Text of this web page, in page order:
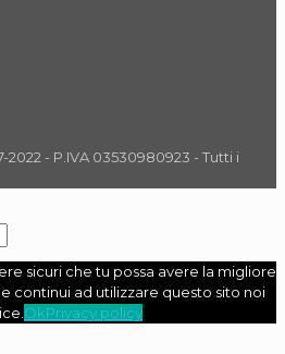
- P.IVA 03530980923 - Tutti i
sicuri che tu possa avere la migliore
continui ad utilizzare questo sito noi
OkPrivacy policy